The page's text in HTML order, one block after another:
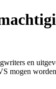
en
mogen